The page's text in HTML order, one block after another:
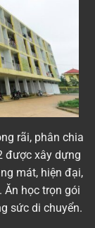
rãi, phân chia
được xây dựng
mát, hiện đại,
học trọn gói
sức di chuyển.